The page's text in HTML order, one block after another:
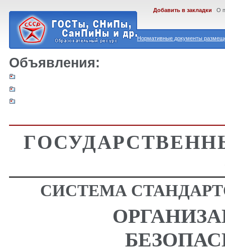
Нормативные документы
Добавить в закладки О
Объявления:
СИСТЕМА